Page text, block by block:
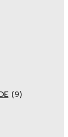
(9)